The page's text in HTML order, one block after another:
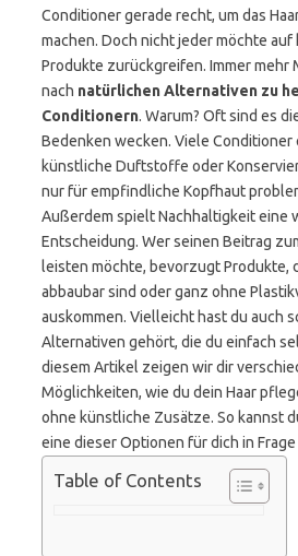
Conditioner gerade recht, um das
machen. Doch nicht jeder möchte
Produkte zurückgreifen. Immer mehr
nach natürlichen Alternativen zu
Conditionern. Warum? Oft sind es
Bedenken wecken. Viele Conditioner
künstliche Duftstoffe oder
nur für empfindliche Kopfhaut
Außerdem spielt Nachhaltigkeit eine
Entscheidung. Wer seinen Beitrag
leisten möchte, bevorzugt Produkte,
abbaubar sind oder ganz ohne
auskommen. Vielleicht hast du auch
Alternativen gehört, die du einfach
diesem Artikel zeigen wir dir
Möglichkeiten, wie du dein Haar
ohne künstliche Zusätze. So kannst
eine dieser Optionen für dich in Frage
Table of Contents